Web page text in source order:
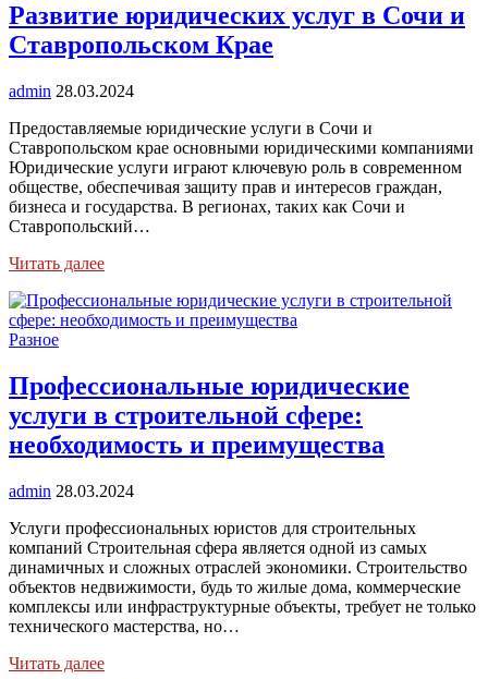
Развитие юридических услуг в Сочи и
Ставропольском Крае
admin 28.03.2024
Предоставляемые юридические услуги в Сочи и
Ставропольском крае основными юридическими компаниями
Юридические услуги играют ключевую роль в современном
обществе, обеспечивая защиту прав и интересов граждан,
бизнеса и государства. В регионах, таких как Сочи и
Ставропольский…
Читать далее
Разное
Профессиональные юридические
услуги в строительной сфере:
необходимость и преимущества
admin 28.03.2024
Услуги профессиональных юристов для строительных
компаний Строительная сфера является одной из самых
динамичных и сложных отраслей экономики. Строительство
объектов недвижимости, будь то жилые дома, коммерческие
комплексы или инфраструктурные объекты, требует не только
технического мастерства, но…
Читать далее